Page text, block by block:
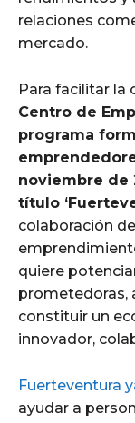
relaciones
mercado.
Para facilitar la
Centro de
programa
noviembre de
título
colaboración
quiere
prometedoras,
constituir un
innovador,
Fuerteventura
ayudar a